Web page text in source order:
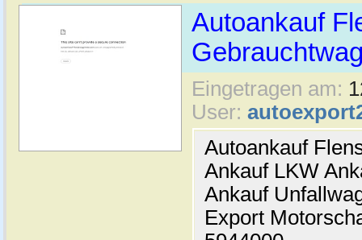
Autoankauf
Eingetragen am:
User:
Autoankauf
Ankauf LKW
Ankauf
Export